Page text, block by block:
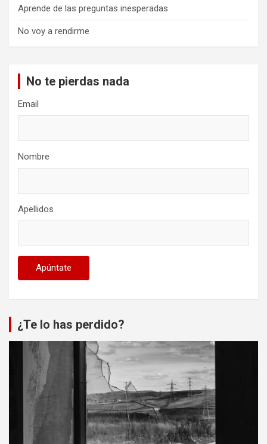
Aprende de las preguntas inesperadas
No voy a rendirme
No te pierdas nada
Email
Nombre
Apellidos
¿Te lo has perdido?